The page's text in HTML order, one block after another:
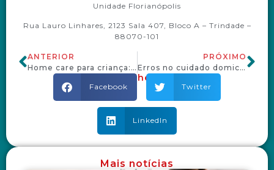
Unidade Florianópolis
Rua Lauro Linhares, 2123 Sala 407, Bloco A – Trindade –
88070-101
ANTERIOR
Home care para criança: 6 diferenças que você precisa conhecer antes de contratar
PRÓXIMO
Erros no cuidado domiciliar que só aparecem depois de meses
Compartilhe o post
Facebook Twitter
LinkedIn
Mais notícias